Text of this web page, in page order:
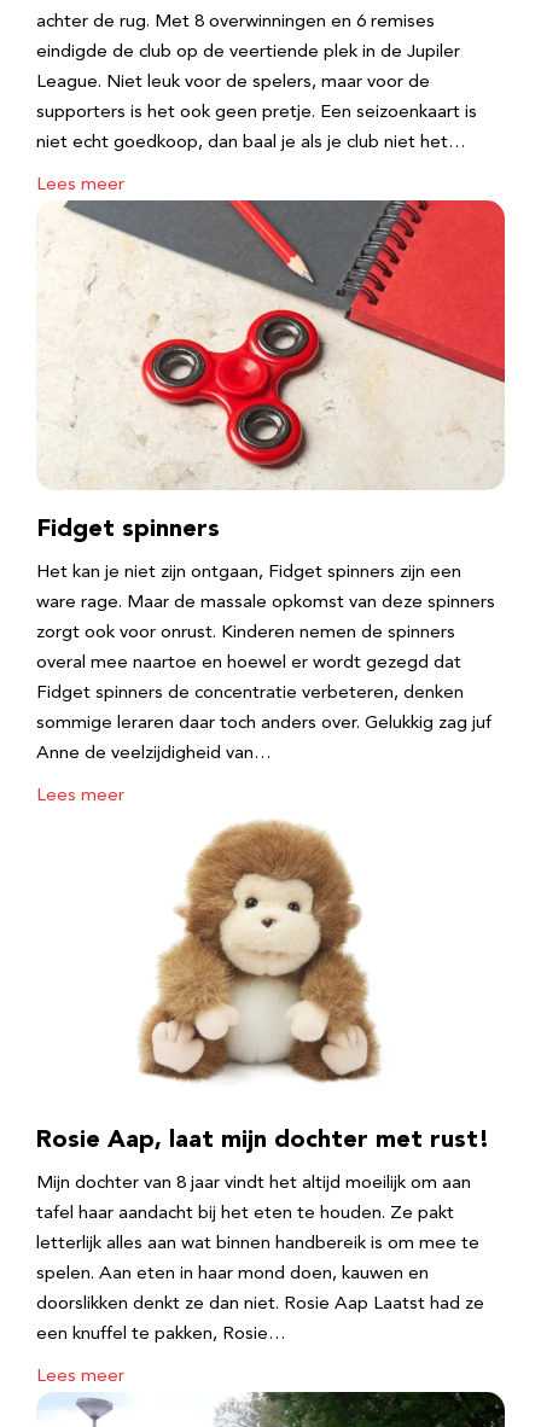
achter de rug. Met 8 overwinningen en 6 remises
eindigde de club op de veertiende plek in de Jupiler
League. Niet leuk voor de spelers, maar voor de
supporters is het ook geen pretje. Een seizoenkaart is
niet echt goedkoop, dan baal je als je club niet het…
Lees meer
Fidget spinners
Het kan je niet zijn ontgaan, Fidget spinners zijn een
ware rage. Maar de massale opkomst van deze spinners
zorgt ook voor onrust. Kinderen nemen de spinners
overal mee naartoe en hoewel er wordt gezegd dat
Fidget spinners de concentratie verbeteren, denken
sommige leraren daar toch anders over. Gelukkig zag juf
Anne de veelzijdigheid van…
Lees meer
Rosie Aap, laat mijn dochter met rust!
Mijn dochter van 8 jaar vindt het altijd moeilijk om aan
tafel haar aandacht bij het eten te houden. Ze pakt
letterlijk alles aan wat binnen handbereik is om mee te
spelen. Aan eten in haar mond doen, kauwen en
doorslikken denkt ze dan niet. Rosie Aap Laatst had ze
een knuffel te pakken, Rosie…
Lees meer